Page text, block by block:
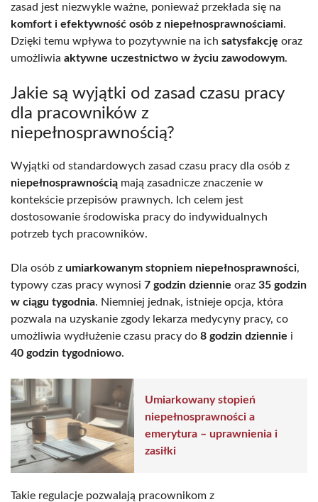
zasad jest niezwykle ważne, ponieważ przekłada się na
komfort i efektywność osób z niepełnosprawnościami.
Dzięki temu wpływa to pozytywnie na ich satysfakcję oraz
umożliwia aktywne uczestnictwo w życiu zawodowym.
Jakie są wyjątki od zasad czasu pracy
dla pracowników z
niepełnosprawnością?
Wyjątki od standardowych zasad czasu pracy dla osób z
niepełnosprawnością mają zasadnicze znaczenie w
kontekście przepisów prawnych. Ich celem jest
dostosowanie środowiska pracy do indywidualnych
potrzeb tych pracowników.
Dla osób z umiarkowanym stopniem niepełnosprawności,
typowy czas pracy wynosi 7 godzin dziennie oraz 35 godzin
w ciągu tygodnia. Niemniej jednak, istnieje opcja, która
pozwala na uzyskanie zgody lekarza medycyny pracy, co
umożliwia wydłużenie czasu pracy do 8 godzin dziennie i
40 godzin tygodniowo.
Umiarkowany stopień
niepełnosprawności a
emerytura – uprawnienia i
zasiłki
Takie regulacje pozwalają pracownikom z